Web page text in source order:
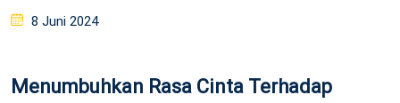
Posted
8 Juni 2024
Menumbuhkan Rasa Cinta Terhadap